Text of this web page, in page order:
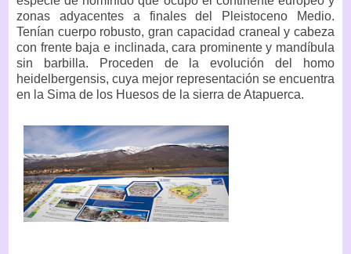
zonas adyacentes a finales del Pleistoceno Medio.
Tenían cuerpo robusto, gran capacidad craneal y cabeza
con frente baja e inclinada, cara prominente y mandíbula
sin barbilla. Proceden de la evolución del homo
heidelbergensis, cuya mejor representación se encuentra
en la Sima de los Huesos de la sierra de Atapuerca.